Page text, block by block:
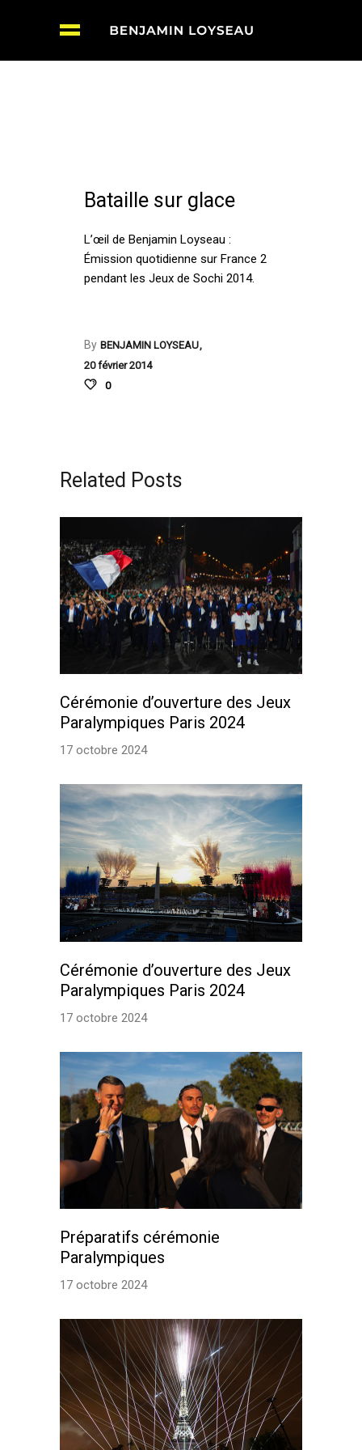
Bataille sur glace
L’œil de Benjamin Loyseau :
Émission quotidienne sur France 2
pendant les Jeux de Sochi 2014.
By BENJAMIN LOYSEAU
20 février 2014
0
Related Posts
Cérémonie d’ouverture des Jeux
Paralympiques Paris 2024
17 octobre 2024
Cérémonie d’ouverture des Jeux
Paralympiques Paris 2024
17 octobre 2024
Préparatifs cérémonie
Paralympiques
17 octobre 2024